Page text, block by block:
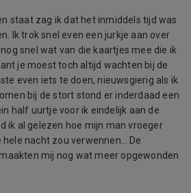
staat zag ik dat het inmiddels tijd was
Ik trok snel even een jurkje aan over
snel wat van die kaartjes mee die ik
je moest toch altijd wachten bij de
even iets te doen, nieuwsgierig als ik
bij de stort stond er inderdaad een
half uurtje voor ik eindelijk aan de
ik al gelezen hoe mijn man vroeger
nacht zou verwennen… De
mij nog wat meer opgewonden